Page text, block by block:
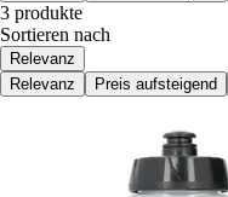
3 produkte
Sortieren nach
Relevanz
Relevanz
Preis aufsteigend